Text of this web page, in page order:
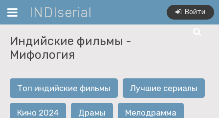
INDIserial Войти
Индийские фильмы -
Мифология
Топ индийские фильмы Лучшие сериалы
Кино 2024 Драмы Мелодрамма